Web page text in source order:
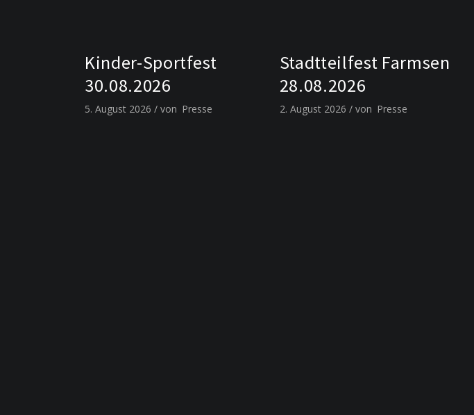
Kinder-Sportfest
30.08.2026
5. August 2026 von Presse
Stadtteilfest Farmsen
28.08.2026
2. August 2026 von Presse